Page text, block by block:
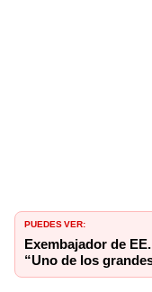
PUEDES VER:
Exembajador de
“Uno de los